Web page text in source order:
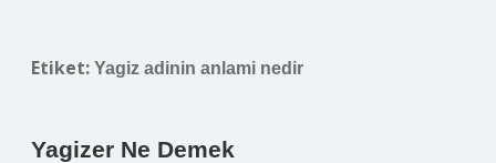
Etiket: Yagiz adinin anlami nedir
Yagizer Ne Demek